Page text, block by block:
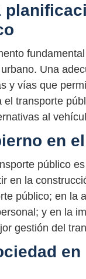
Una
y vías que
transporte
al
en
público
en la
público; en la
y en la
gestión del